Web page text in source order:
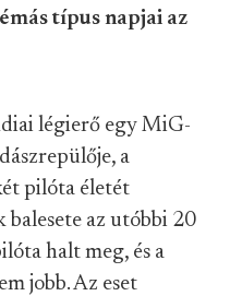
típus napjai az
légierő egy MiG-
a
pilóta életét
balesete az utóbbi 20
halt meg, és a
jobb. Az eset